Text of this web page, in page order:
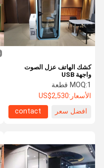
مراقبة الجودة اتصل بنا
كشك الهاتف عزل الصوت
واجهة USB
MOQ:1 قطعة
الأسعار:US$2,530
افضل سعر
contact